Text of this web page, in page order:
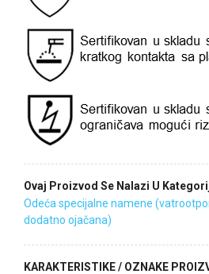
Ovaj Proizvod Se Nalazi U
Odeća specijalne namene
dodatno ojačana)
KARAKTERISTIKE / OZNAKE